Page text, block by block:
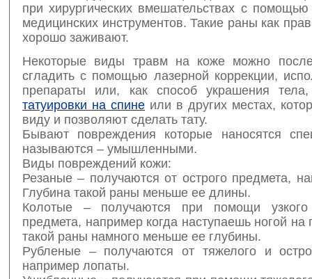
при хирургических вмешательствах с
медицинских инструментов. Такие раны как
хорошо заживают.
Некоторые виды травм на коже можно
сгладить с помощью лазерной коррекции,
препараты или, как способ украшения
татуировки на спине или в других местах,
виду и позволяют сделать тату.
Бывают повреждения которые наносятся
называются – умышленными.
Виды повреждений кожи:
Резаные – получаются от острого предмета,
Глубина такой раны меньше ее длины.
Колотые – получаются при помощи
предмета, например когда наступаешь ногой на
такой раны намного меньше ее глубины.
Рубленые – получаются от тяжелого и
например лопаты.